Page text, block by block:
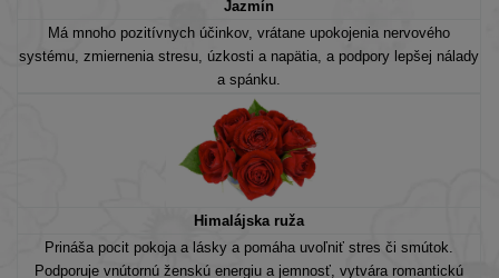
Jazmín
Má mnoho pozitívnych účinkov, vrátane upokojenia nervového
systému, zmiernenia stresu, úzkosti a napätia, a podpory lepšej nálady
a spánku.
Himalájska ruža
Prináša pocit pokoja a lásky a pomáha uvoľniť stres či smútok.
Podporuje vnútornú ženskú energiu a jemnosť, vytvára romantickú